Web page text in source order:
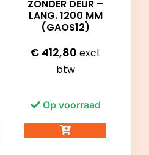
ZONDER DEUR –
LANG. 1200 MM
(GAOS12)
€ 412,80 excl.
btw
Op voorraad